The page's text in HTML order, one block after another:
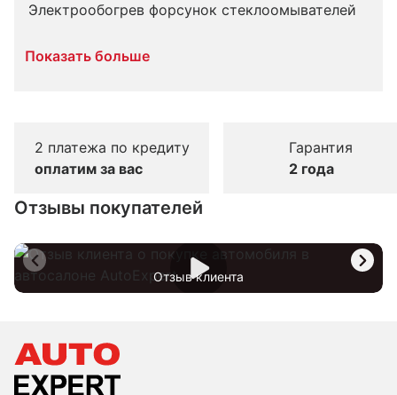
Электрообогрев форсунок стеклоомывателей
Показать больше
2 платежа по кредиту
оплатим за вас
Гарантия
2 года
Отзывы покупателей
Отзыв клиента